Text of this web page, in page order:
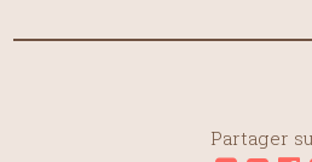
Partager